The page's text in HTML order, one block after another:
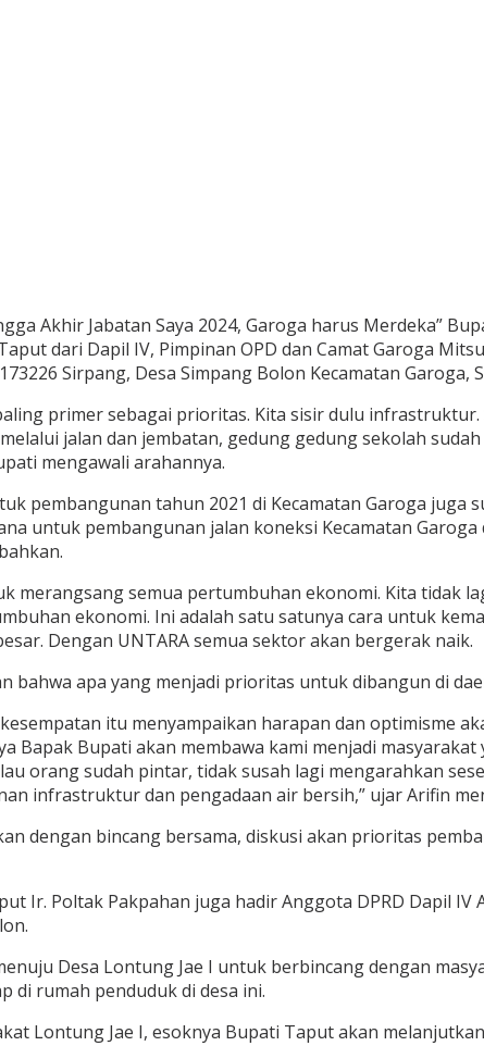
Akhir Jabatan Saya 2024, Garoga harus Merdeka”
dari Dapil IV, Pimpinan OPD dan Camat Garoga
Sirpang, Desa Simpang Bolon Kecamatan Garoga,
primer sebagai prioritas. Kita sisir dulu
jalan dan jembatan, gedung gedung sekolah
mengawali arahannya.
pembangunan tahun 2021 di Kecamatan Garoga juga
untuk pembangunan jalan koneksi Kecamatan
merangsang semua pertumbuhan ekonomi. Kita tidak
ekonomi. Ini adalah satu satunya cara untuk
Dengan UNTARA semua sektor akan bergerak naik.
bahwa apa yang menjadi prioritas untuk dibangun di
itu menyampaikan harapan dan optimisme
Bapak Bupati akan membawa kami menjadi
orang sudah pintar, tidak susah lagi mengarahkan
infrastruktur dan pengadaan air bersih,” ujar Arifin
dengan bincang bersama, diskusi akan prioritas
Ir. Poltak Pakpahan juga hadir Anggota DPRD Dapil
Desa Lontung Jae I untuk berbincang dengan
di rumah penduduk di desa ini.
Lontung Jae I, esoknya Bupati Taput akan